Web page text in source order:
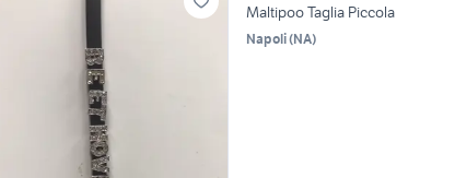
Maltipoo Taglia Piccola
Napoli(NA)